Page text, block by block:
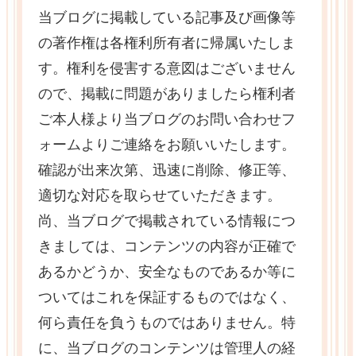
当ブログに掲載している記事及び画像等
の著作権は各権利所有者に帰属いたしま
す。権利を侵害する意図はございません
ので、掲載に問題がありましたら権利者
ご本人様より当ブログのお問い合わせフ
ォームよりご連絡をお願いいたします。
確認が出来次第、迅速に削除、修正等、
適切な対応を取らせていただきます。
尚、当ブログで掲載されている情報につ
きましては、コンテンツの内容が正確で
あるかどうか、安全なものであるか等に
ついてはこれを保証するものではなく、
何ら責任を負うものではありません。特
に、当ブログのコンテンツは管理人の経